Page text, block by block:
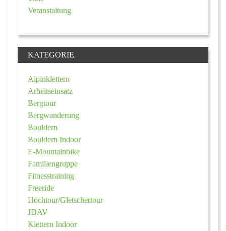
Veranstaltung
KATEGORIE
Alpinklettern
Arbeitseinsatz
Bergtour
Bergwanderung
Bouldern
Bouldern Indoor
E-Mountainbike
Familiengruppe
Fitnesstraining
Freeride
Hochtour/Gletschertour
JDAV
Klettern Indoor